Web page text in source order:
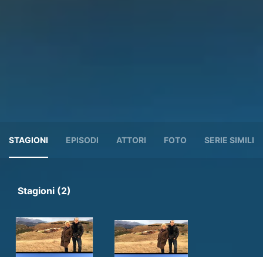
STAGIONI EPISODI ATTORI FOTO SERIE SIMILI
Stagioni (2)